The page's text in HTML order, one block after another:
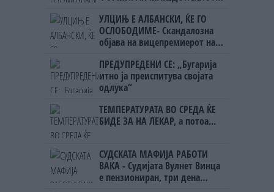
УЛЦИЊ Е АЛБАНСКИ, ЌЕ ГО
ОСЛОБОДИМЕ- Скандалозна
објава на вицепремиерот на
ПРЕДУПРЕДЕНИ СЕ: „Бугарија
итно ја преиспитува својата
одлука“
ТЕМПЕРАТУРАТА ВО СРЕДА ЌЕ
БИДЕ ЗА НА ЛЕКАР, а потоа...
СУДСКАТА МАФИЈА РАБОТИ
ВАКА - Судијата Вулнет Винца
е пензиониран, три дена